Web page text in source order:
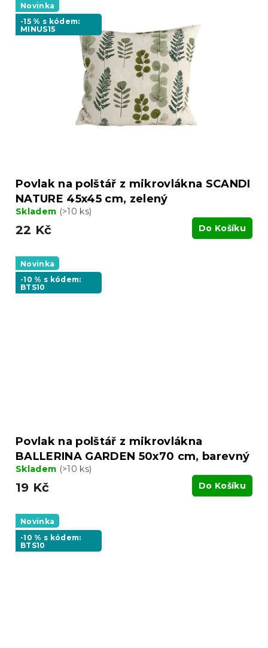
Novinka
-15 % s kódem:
MINUS15
Povlak na polštář z mikrovlákna SCANDI
NATURE 45x45 cm, zelený
Skladem (>10 ks)
22 Kč Do Košíku
Novinka
-10 % s kódem:
BTS10
Povlak na polštář z mikrovlákna
BALLERINA GARDEN 50x70 cm, barevný
Skladem (>10 ks)
19 Kč Do Košíku
Novinka
-10 % s kódem:
BTS10